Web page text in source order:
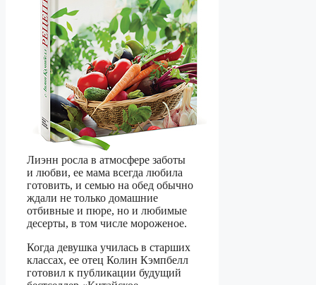
Лиэнн росла в атмосфере заботы
и любви, ее мама всегда любила
готовить, и семью на обед обычно
ждали не только домашние
отбивные и пюре, но и любимые
десерты, в том числе мороженое.
Когда девушка училась в старших
классах, ее отец Колин Кэмпбелл
готовил к публикации будущий